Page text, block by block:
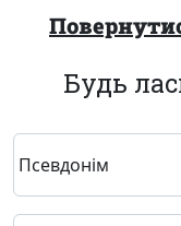
Будь
Псевдонім